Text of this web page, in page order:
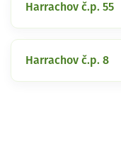
Harrachov č.p. 55
Harrachov č.p. 8